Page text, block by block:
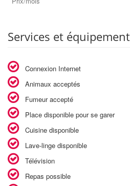
Services et
Connexion Internet
Animaux acceptés
Fumeur accepté
Place disponible pour se garer
Cuisine disponible
Lave-linge disponible
Télévision
Repas possible